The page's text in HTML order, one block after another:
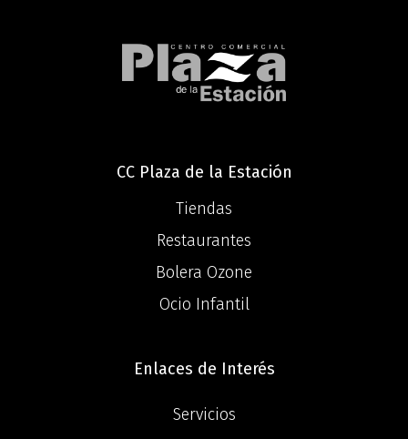
CC Plaza de la Estación
Tiendas
Restaurantes
Bolera Ozone
Ocio Infantil
Enlaces de Interés
Servicios